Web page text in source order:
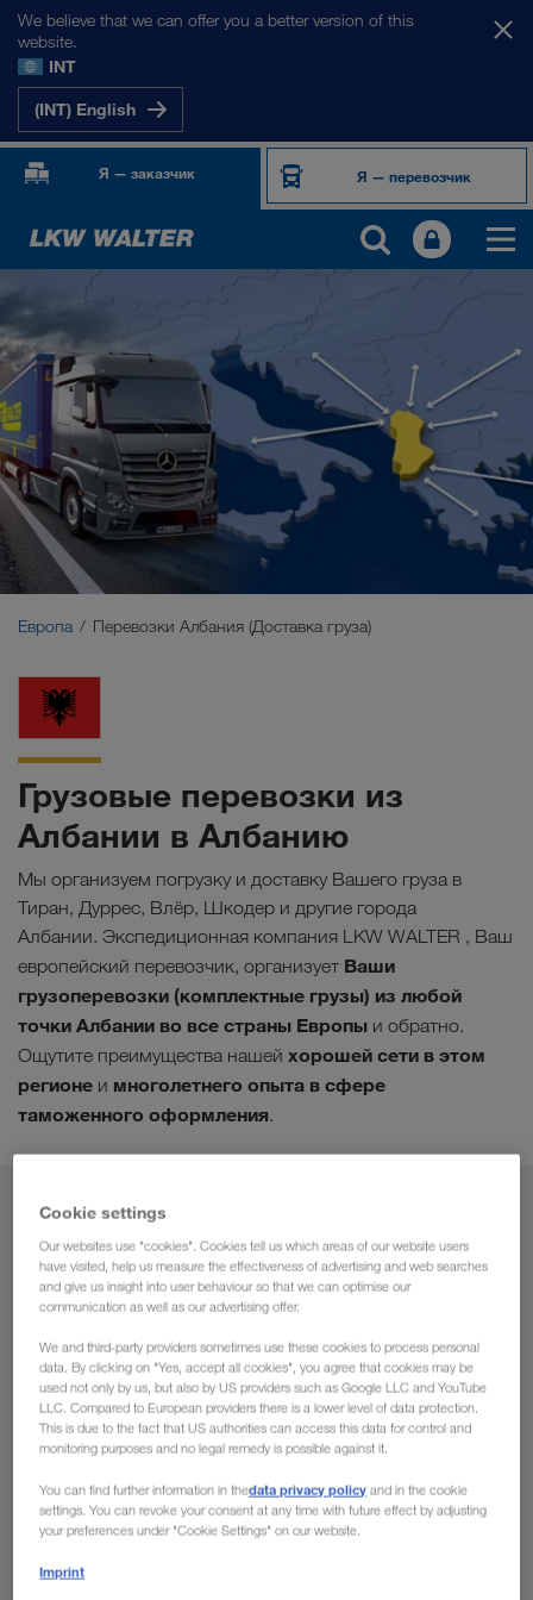
We believe that we can offer you a better version of this
website.
INT
(INT) English
Я — заказчик Я — перевозчик
НАШИ РЫНКИ
Европа
Центральная Азия
Россия
Ближний Восток
Европа Перевозки Албания (Доставка груза)
Грузовые перевозки из
Албании в Албанию
Мы организуем погрузку и доставку Вашего груза в
Тиран, Дуррес, Влёр, Шкодер и другие города
Албании. Экспедиционная компания LKW WALTER , Ваш
европейский перевозчик, организует Ваши
грузоперевозки (комплектные грузы) из любой
точки Албании во все страны Европы и обратно.
Ощутите преимущества нашей хорошей сети в этом
регионе и многолетнего опыта в сфере
таможенного оформления.
Из
Казахстан
Страна
Cookie settings
Our websites use "cookies". Cookies tell us which areas of our website users
have visited, help us measure the effectiveness of advertising and web searches
and give us insight into user behaviour so that we can optimise our
communication as well as our advertising offer.
We and third-party providers sometimes use these cookies to process personal
data. By clicking on "Yes, accept all cookies", you agree that cookies may be
used not only by us, but also by US providers such as Google LLC and YouTube
LLC. Compared to European providers there is a lower level of data protection.
This is due to the fact that US authorities can access this data for control and
monitoring purposes and no legal remedy is possible against it.
You can find further information in thedata privacy policy and in the cookie
settings. You can revoke your consent at any time with future effect by adjusting
your preferences under "Cookie Settings" on our website.
Imprint